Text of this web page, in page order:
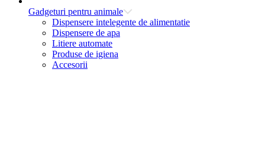
Gadgeturi pentru animale
Dispensere intelegente de alimentatie
Dispensere de apa
Litiere automate
Produse de igiena
Accesorii